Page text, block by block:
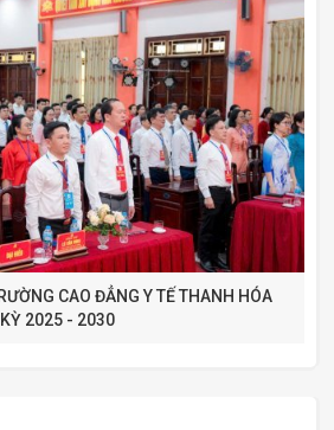
CAO ĐẲNG Y TẾ THANH HÓA
2025 - 2030